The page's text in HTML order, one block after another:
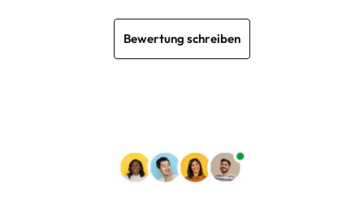
Bewertung schreiben